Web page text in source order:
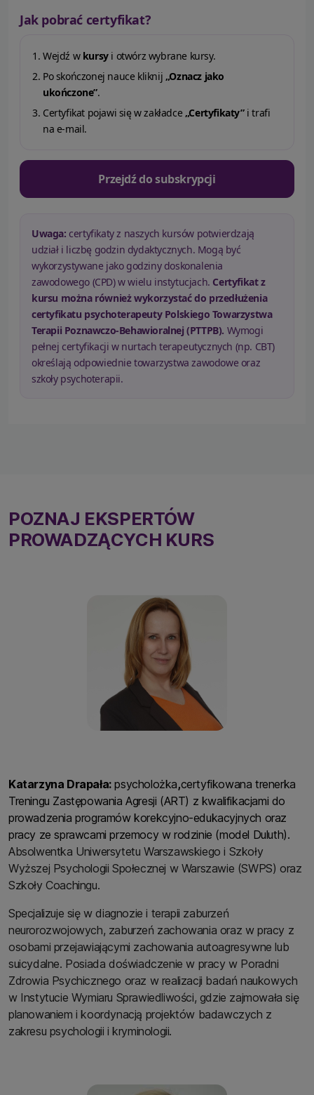
Jak pobrać certyfikat?
Wejdź w kursyi otwórz wybrane kursy.
Po skończonej nauce kliknij „Oznacz jako
ukończone”.
Certyfikat pojawi się w zakładce „Certyfikaty”i trafi
na e-mail.
Przejdź do subskrypcji
Uwaga: certyfikaty z naszych kursów potwierdzają
udział i liczbę godzin dydaktycznych. Mogą być
wykorzystywane jako godziny doskonalenia
zawodowego (CPD) w wielu instytucjach. Certyfikat z
kursu można również wykorzystać do przedłużenia
certyfikatu psychoterapeuty Polskiego Towarzystwa
Terapii Poznawczo-Behawioralnej (PTTPB). Wymogi
pełnej certyfikacji w nurtach terapeutycznych (np. CBT)
określają odpowiednie towarzystwa zawodowe oraz
szkoły psychoterapii.
POZNAJ EKSPERTÓW
PROWADZĄCYCH KURS
Katarzyna Drapała:psycholożka,certyfikowana trenerka
Treningu Zastępowania Agresji (ART) z kwalifikacjami do
prowadzenia programów korekcyjno-edukacyjnych oraz
pracy ze sprawcami przemocy w rodzinie (model Duluth).
Absolwentka Uniwersytetu Warszawskiego i Szkoły
Wyższej Psychologii Społecznej w Warszawie (SWPS) oraz
Szkoły Coachingu.
Specjalizuje się w diagnozie i terapii zaburzeń
neurorozwojowych, zaburzeń zachowania oraz w pracy z
osobami przejawiającymi zachowania autoagresywne lub
suicydalne. Posiada doświadczenie w pracy w Poradni
Zdrowia Psychicznego oraz w realizacji badań naukowych
w Instytucie Wymiaru Sprawiedliwości, gdzie zajmowała się
planowaniem i koordynacją projektów badawczych z
zakresu psychologii i kryminologii.